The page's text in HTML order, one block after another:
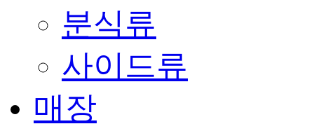
분식류
사이드류
매장